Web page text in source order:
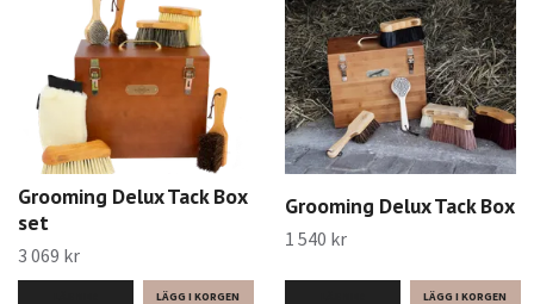
Grooming Delux Tack Box
set
3 069 kr
Grooming Delux Tack Box
1 540 kr